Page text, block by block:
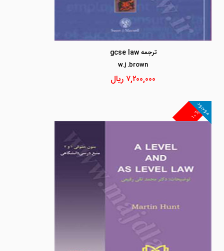
ترجمه gcse law
w.j .brown
۷,۲۰۰,۰۰۰ ریال
۱۰%
موجود